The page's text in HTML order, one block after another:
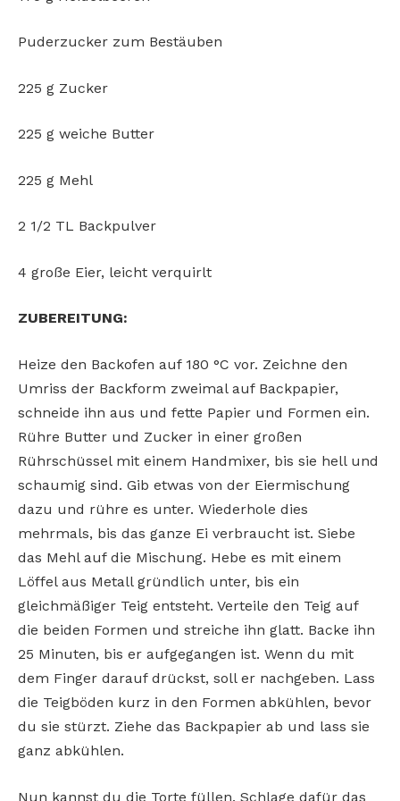
Puderzucker zum Bestäuben
225 g Zucker
225 g weiche Butter
225 g Mehl
2 1/2 TL Backpulver
4 große Eier, leicht verquirlt
ZUBEREITUNG:
Heize den Backofen auf 180 °C vor. Zeichne den
Umriss der Backform zweimal auf Backpapier,
schneide ihn aus und fette Papier und Formen ein.
Rühre Butter und Zucker in einer großen
Rührschüssel mit einem Handmixer, bis sie hell und
schaumig sind. Gib etwas von der Eiermischung
dazu und rühre es unter. Wiederhole dies
mehrmals, bis das ganze Ei verbraucht ist. Siebe
das Mehl auf die Mischung. Hebe es mit einem
Löffel aus Metall gründlich unter, bis ein
gleichmäßiger Teig entsteht. Verteile den Teig auf
die beiden Formen und streiche ihn glatt. Backe ihn
25 Minuten, bis er aufgegangen ist. Wenn du mit
dem Finger darauf drückst, soll er nachgeben. Lass
die Teigböden kurz in den Formen abkühlen, bevor
du sie stürzt. Ziehe das Backpapier ab und lass sie
ganz abkühlen.
Nun kannst du die Torte füllen. Schlage dafür das